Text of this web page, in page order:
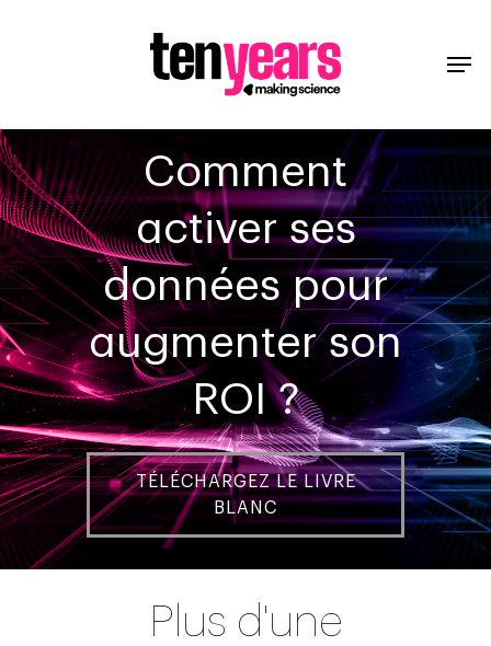
Comment
activer ses
données pour
augmenter son
ROI ?
TÉLÉCHARGEZ LE LIVRE
BLANC
Plus d'une